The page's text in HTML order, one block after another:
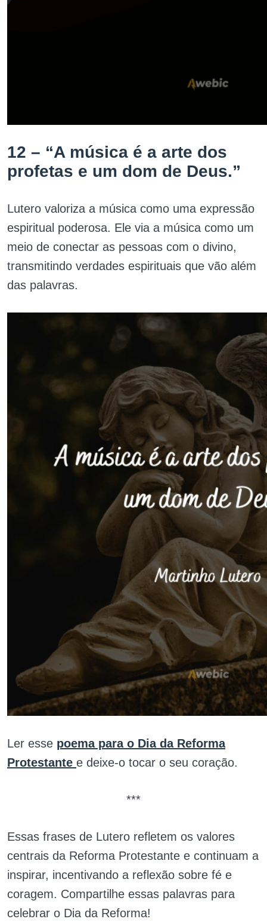
12 – “A música é a arte dos
profetas e um dom de Deus.”
Lutero valoriza a música como uma expressão
espiritual poderosa. Ele via a música como um
meio de conectar as pessoas com o divino,
transmitindo verdades espirituais que vão além
das palavras.
Ler esse poema para o Dia da Reforma
Protestante e deixe-o tocar o seu coração.
***
Essas frases de Lutero refletem os valores
centrais da Reforma Protestante e continuam a
inspirar, incentivando a reflexão sobre fé e
coragem. Compartilhe essas palavras para
celebrar o Dia da Reforma!